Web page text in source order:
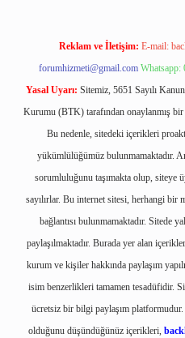
Reklam ve İletişim: E-mail:
forumhizmeti@gmail.com Whatsapp:
Yasal Uyarı: Sitemiz, 5651 Sayılı
Kurumu (BTK) tarafından onaylanmış
Bu nedenle, sitedeki içerikleri
yükümlülüğümüz bulunmamaktadır.
sorumluluğunu taşımakta olup, siteye
sayılırlar. Bu internet sitesi, herhangi bir
bağlantısı bulunmamaktadır. Sitede
paylaşılmaktadır. Burada yer alan
kurum ve kişiler hakkında paylaşım
isim benzerlikleri tamamen tesadüfidir.
ücretsiz bir bilgi paylaşım
olduğunu düşündüğünüz içerikleri,